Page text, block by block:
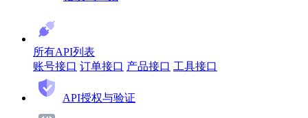
所有API列表
账号接口 订单接口 产品接口 工具接口
API授权与验证